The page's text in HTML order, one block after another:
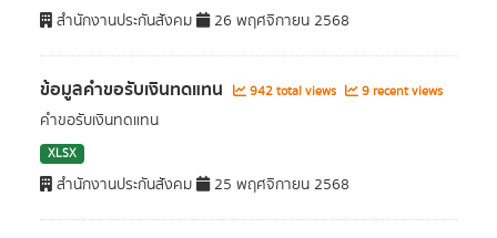
สำนักงานประกันสังคม 26 พฤศจิกายน 2568
ข้อมูลคำขอรับเงินทดแทน 942 total views 9 recent views
คำขอรับเงินทดแทน
XLSX
สำนักงานประกันสังคม 25 พฤศจิกายน 2568